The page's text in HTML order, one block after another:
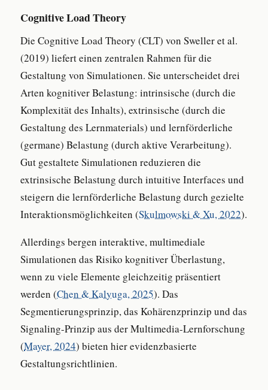
Cognitive Load Theory
Die Cognitive Load Theory (CLT) von Sweller et al.
(2019) liefert einen zentralen Rahmen für die
Gestaltung von Simulationen. Sie unterscheidet drei
Arten kognitiver Belastung: intrinsische (durch die
Komplexität des Inhalts), extrinsische (durch die
Gestaltung des Lernmaterials) und lernförderliche
(germane) Belastung (durch aktive Verarbeitung).
Gut gestaltete Simulationen reduzieren die
extrinsische Belastung durch intuitive Interfaces und
steigern die lernförderliche Belastung durch gezielte
Interaktionsmöglichkeiten (Skulmowski & Xu, 2022).
Allerdings bergen interaktive, multimediale
Simulationen das Risiko kognitiver Überlastung,
wenn zu viele Elemente gleichzeitig präsentiert
werden (Chen & Kalyuga, 2025). Das
Segmentierungsprinzip, das Kohärenzprinzip und das
Signaling-Prinzip aus der Multimedia-Lernforschung
(Mayer, 2024) bieten hier evidenzbasierte
Gestaltungsrichtlinien.